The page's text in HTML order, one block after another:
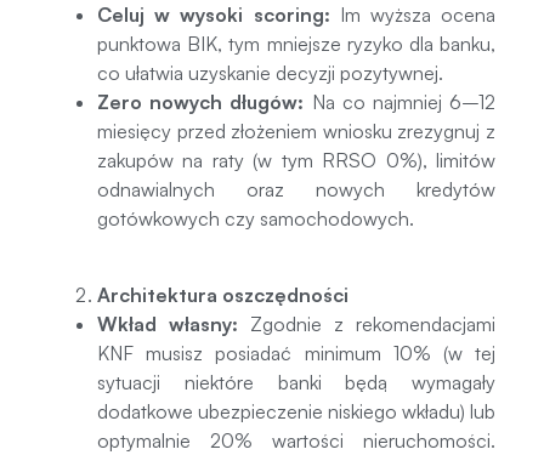
Celuj w wysoki scoring: Im wyższa ocena
punktowa BIK, tym mniejsze ryzyko dla banku,
co ułatwia uzyskanie decyzji pozytywnej.
Zero nowych długów: Na co najmniej 6–12
miesięcy przed złożeniem wniosku zrezygnuj z
zakupów na raty (w tym RRSO 0%), limitów
odnawialnych oraz nowych kredytów
gotówkowych czy samochodowych.
Architektura oszczędności
Wkład własny: Zgodnie z rekomendacjami
KNF musisz posiadać minimum 10% (w tej
sytuacji niektóre banki będą wymagały
dodatkowe ubezpieczenie niskiego wkładu) lub
optymalnie 20% wartości nieruchomości.